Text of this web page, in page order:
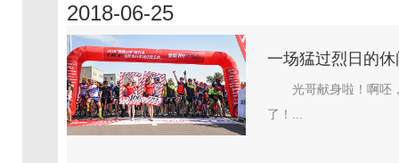
2018-06-25
一场猛过烈日的
光哥献身啦！啊呸
了！...